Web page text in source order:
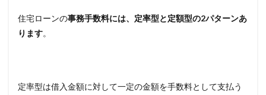
住宅ローンの事務手数料には、定率型と定額型の2パターンあ
ります。
定率型は借入金額に対して一定の金額を手数料として支払う